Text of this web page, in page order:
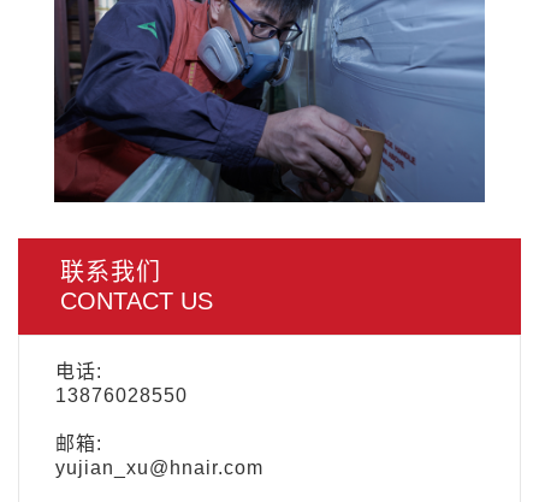
联系我们
CONTACT US
电话:
13876028550
邮箱:
yujian_xu@hnair.com